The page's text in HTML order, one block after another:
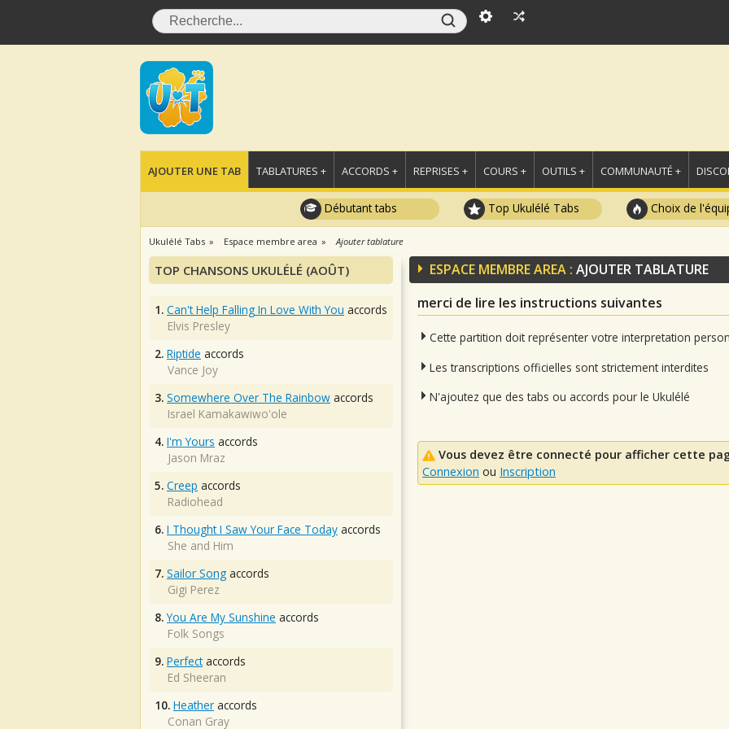
AJOUTER UNE TAB TABLATURES + ACCORDS + REPRISES + COURS + OUTILS + COMMUNAUTÉ +
Débutant tabs Top Ukulélé Tabs Choix de
Ukulélé Tabs Espace membre area Ajouter tablature
ESPACE MEMBRE AREA : AJOUTER TABLATURE
merci de lire les instructions suivantes
Cette partition doit représenter votre interpretation
Les transcriptions officielles sont strictement interdites
N'ajoutez que des tabs ou accords pour le Ukulélé
Vous devez être connecté pour afficher cette
Connexion ou Inscription
TOP CHANSONS UKULÉLÉ (AOÛT)
1. Can't Help Falling In Love With You accords
Elvis Presley
2. Riptide accords
Vance Joy
3. Somewhere Over The Rainbow accords
Israel Kamakawiwo'ole
4. I'm Yours accords
Jason Mraz
5. Creep accords
Radiohead
6. I Thought I Saw Your Face Today accords
She and Him
7. Sailor Song accords
Gigi Perez
8. You Are My Sunshine accords
Folk Songs
9. Perfectaccords
Ed Sheeran
10. Heather accords
Conan Gray